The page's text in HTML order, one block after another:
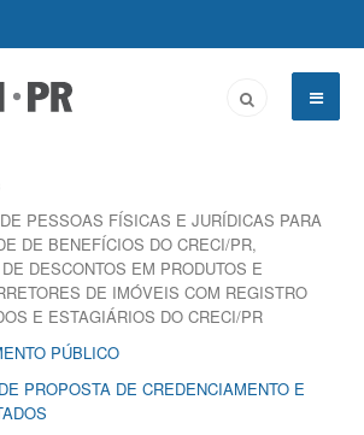
PESSOAS FÍSICAS E JURÍDICAS PARA
DE BENEFÍCIOS DO CRECI/PR,
DESCONTOS EM PRODUTOS E
DE IMÓVEIS COM REGISTRO
E ESTAGIÁRIOS DO CRECI/PR
PÚBLICO
PROPOSTA DE CREDENCIAMENTO E